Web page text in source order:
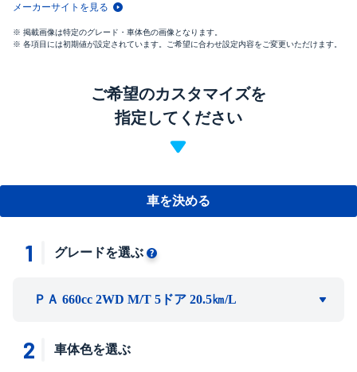
メーカーサイトを見る
掲載画像は特定のグレード・車体色の画像となります。
各項目には初期値が設定されています。ご希望に合わせ設定内容をご変更いただけます。
ご希望のカスタマイズを
指定してください
車を決める
1 グレードを選ぶ
ＰＡ 660cc 2WD M/T 5ドア 20.5㎞/L
2 車体色を選ぶ